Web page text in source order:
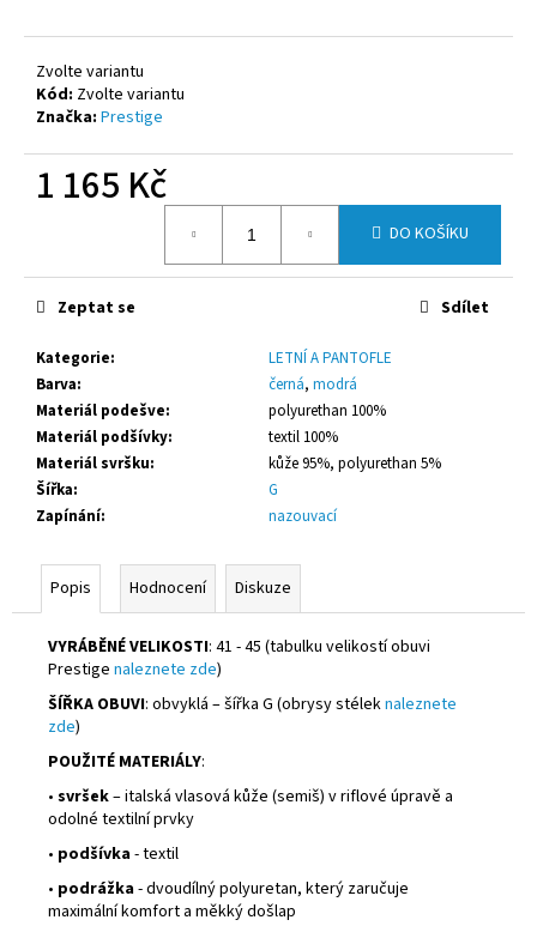
Zvolte variantu
Kód: Zvolte variantu
Značka: Prestige
1 165 Kč
DO KOŠÍKU
Kategorie:
LETNÍ A PANTOFLE
Barva: černá, modrá
Materiál podešve:
polyurethan 100%
Materiál podšívky:
textil 100%
Materiál svršku:
kůže 95%, polyurethan 5%
Šířka:
G
Zapínání: nazouvací
Zeptat se Sdílet
Popis Hodnocení Diskuze
VYRÁBĚNÉ VELIKOSTI: 41 - 45 (tabulku velikostí obuvi
Prestige naleznete zde)
ŠÍŘKA OBUVI: obvyklá – šířka G (obrysy stéleknaleznete
zde)
POUŽITÉ MATERIÁLY:
• svršek– italská vlasová kůže (semiš) v riflové úpravě a
odolné textilní prvky
• podšívka- textil
• podrážka- dvoudílný polyuretan, který zaručuje
maximální komfort a měkký došlap
u
u
BÍLÉ
300
Kč